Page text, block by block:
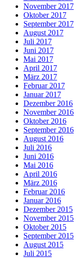
November 2017
Oktober 2017
September 2017
August 2017
Juli 2017
Juni 2017
Mai 2017
April 2017
März 2017
Februar 2017
Januar 2017
Dezember 2016
November 2016
Oktober 2016
September 2016
August 2016
Juli 2016
Juni 2016
Mai 2016
April 2016
März 2016
Februar 2016
Januar 2016
Dezember 2015
November 2015
Oktober 2015
September 2015
August 2015
Juli 2015